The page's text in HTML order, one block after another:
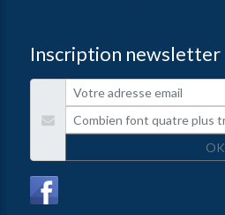
Inscription newsletter
OK